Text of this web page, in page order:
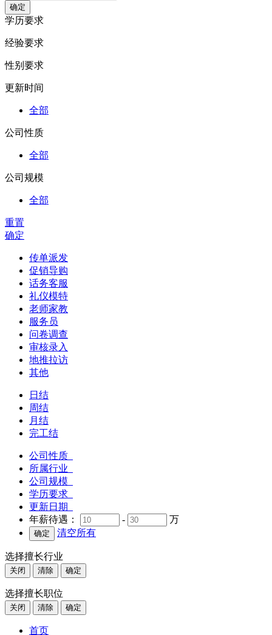
学历要求
经验要求
性别要求
更新时间
全部
公司性质
全部
公司规模
全部
重置
确定
传单派发
促销导购
话务客服
礼仪模特
老师家教
服务员
问卷调查
审核录入
地推拉访
其他
日结
周结
月结
完工结
公司性质
所属行业
公司规模
学历要求
更新日期
年薪待遇：
-
万
清空所有
选择擅长行业
关闭 清除 确定
选择擅长职位
关闭 清除 确定
首页